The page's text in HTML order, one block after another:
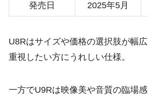
発売日 2025年5月
U8Rはサイズや価格の選択肢が幅
重視したい方にうれしい仕様。
一方でU9Rは映像美や音質の臨場